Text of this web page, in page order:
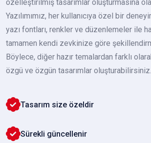
özelleştirilmiş tasarımlar oluşturmasına
Yazılımımız, her kullanıcıya özel bir
yazı fontları, renkler ve düzenlemeler ile
tamamen kendi zevkinize göre
Böylece, diğer hazır temalardan farklı
özgü ve özgün tasarımlar oluşturabilirsiniz.
Tasarım size özeldir
Sürekli güncellenir